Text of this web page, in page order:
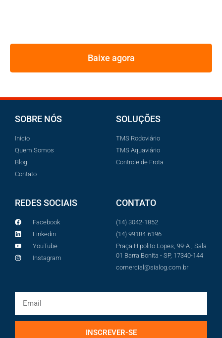
Baixe agora
SOBRE NÓS
Início
Quem Somos
Blog
Contato
SOLUÇÕES
TMS Rodoviário
TMS Aquaviário
Controle de Frota
REDES SOCIAIS
Facebook
Linkedin
YouTube
Instagram
CONTATO
(14) 3042-1852
(14) 99184-6196
Praça Hipolito Lopes, 99-A , Sala
01 Barra Bonita - SP, 17340-144
comercial@sialog.com.br
INSCREVER-SE